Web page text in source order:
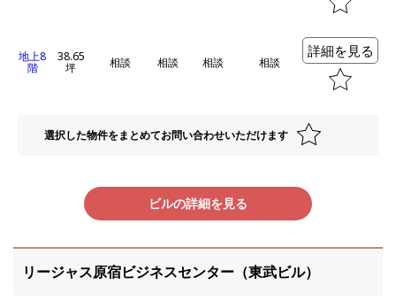
地上8
階
38.65
坪 相談 相談 相談 相談
詳細を見る
選択した物件をまとめてお問い合わせいただけます
ビルの詳細を見る
リージャス原宿ビジネスセンター（東武ビル）